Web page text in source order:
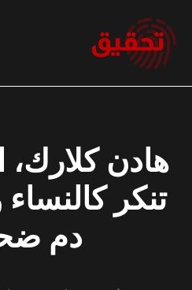
إلى
المحتوى
هادن كلارك،
تنكر
دم